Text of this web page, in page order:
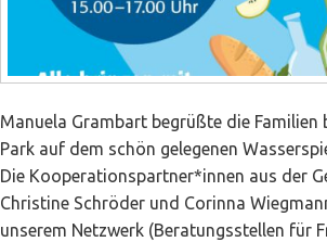
Manuela Grambart begrüßte die Familien
Park auf dem schön gelegenen
Die Kooperationspartner*innen aus der
Christine Schröder und Corinna
unserem Netzwerk (Beratungsstellen für